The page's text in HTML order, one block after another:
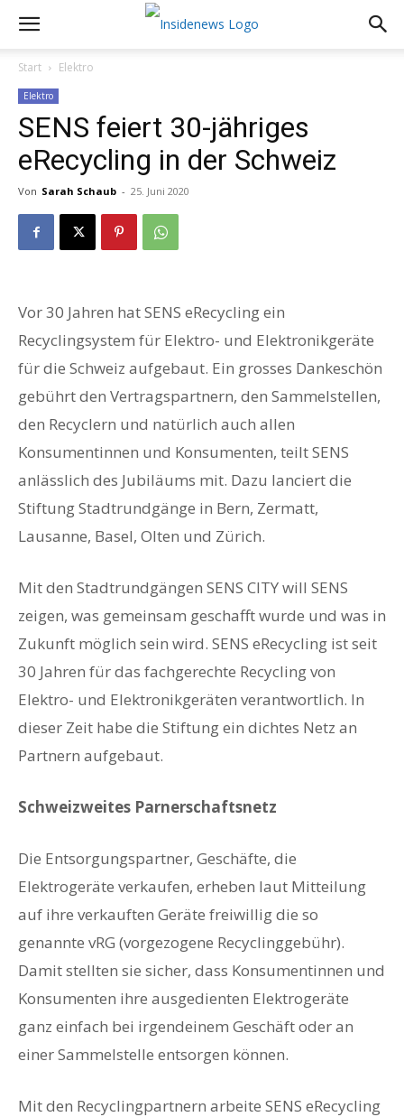
Start Elektro
Elektro
SENS feiert 30-jähriges
eRecycling in der Schweiz
Von Sarah Schaub - 25. Juni 2020
Vor 30 Jahren hat SENS eRecycling ein
Recyclingsystem für Elektro- und Elektronikgeräte
für die Schweiz aufgebaut. Ein grosses Dankeschön
gebührt den Vertragspartnern, den Sammelstellen,
den Recyclern und natürlich auch allen
Konsumentinnen und Konsumenten, teilt SENS
anlässlich des Jubiläums mit. Dazu lanciert die
Stiftung Stadtrundgänge in Bern, Zermatt,
Lausanne, Basel, Olten und Zürich.
Mit den Stadtrundgängen SENS CITY will SENS
zeigen, was gemeinsam geschafft wurde und was in
Zukunft möglich sein wird. SENS eRecycling ist seit
30 Jahren für das fachgerechte Recycling von
Elektro- und Elektronikgeräten verantwortlich. In
dieser Zeit habe die Stiftung ein dichtes Netz an
Partnern aufgebaut.
Schweizweites Parnerschaftsnetz
Die Entsorgungspartner, Geschäfte, die
Elektrogeräte verkaufen, erheben laut Mitteilung
auf ihre verkauften Geräte freiwillig die so
genannte vRG (vorgezogene Recyclinggebühr).
Damit stellten sie sicher, dass Konsumentinnen und
Konsumenten ihre ausgedienten Elektrogeräte
ganz einfach bei irgendeinem Geschäft oder an
einer Sammelstelle entsorgen können.
Mit den Recyclingpartnern arbeite SENS eRecycling